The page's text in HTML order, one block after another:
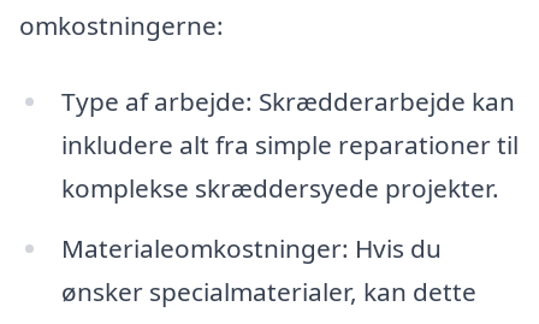
omkostningerne:
Type af arbejde: Skrædderarbejde kan
inkludere alt fra simple reparationer til
komplekse skræddersyede projekter.
Materialeomkostninger: Hvis du
ønsker specialmaterialer, kan dette